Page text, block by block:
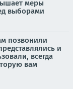
меры
выборами
позвонили
и
всегда
вам